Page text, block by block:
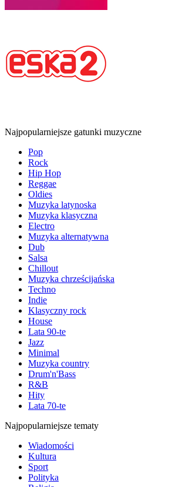
Najpopularniejsze gatunki muzyczne
Pop
Rock
Hip Hop
Reggae
Oldies
Muzyka latynoska
Muzyka klasyczna
Electro
Muzyka alternatywna
Dub
Salsa
Chillout
Muzyka chrześcijańska
Techno
Indie
Klasyczny rock
House
Lata 90-te
Jazz
Minimal
Muzyka country
Drum'n'Bass
R&B
Hity
Lata 70-te
Najpopularniejsze tematy
Wiadomości
Kultura
Sport
Polityka